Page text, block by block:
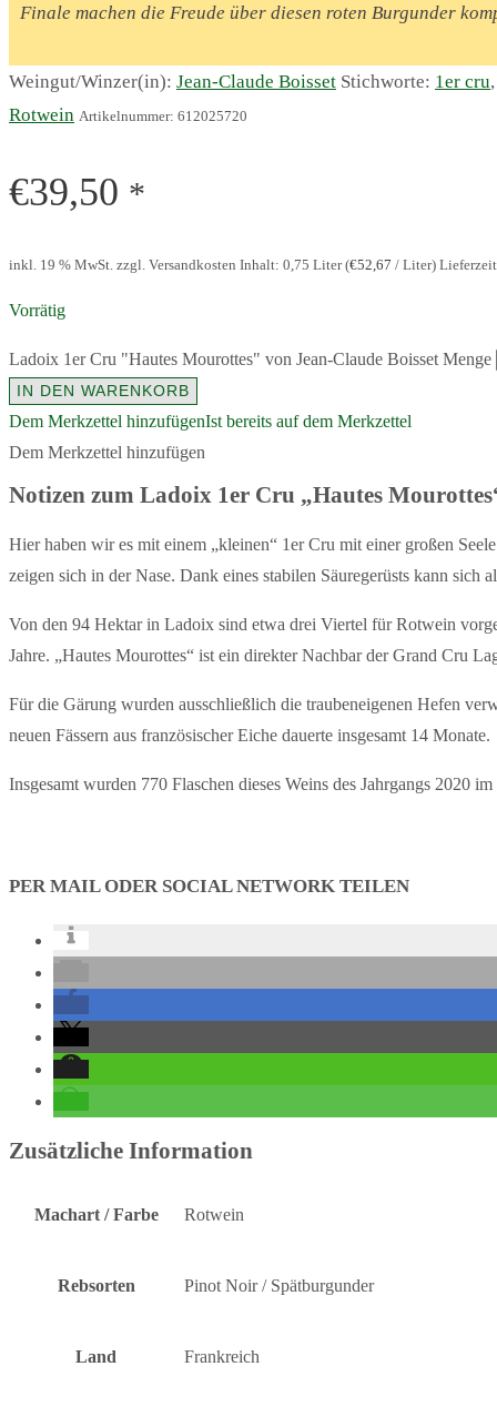
Finale machen die Freude über diesen roten Burgunder
Weingut/Winzer(in): Jean-Claude Boisset Stichworte: 1er cru
Rotwein Artikelnummer: 612025720
€39,50 *
inkl. 19 % MwSt. zzgl. Versandkosten Inhalt: 0,75 Liter(€52,67 / Liter)
Vorrätig
Ladoix 1er Cru "Hautes Mourottes" von Jean-Claude Boisset Menge
IN DEN WARENKORB
Dem Merkzettel hinzufügenIst bereits auf dem Merkzettel
Dem Merkzettel hinzufügen
Notizen zum Ladoix 1er Cru „Hautes
Hier haben wir es mit einem „kleinen“ 1er Cru mit einer großen
zeigen sich in der Nase. Dank eines stabilen Säuregerüsts kann
Von den 94 Hektar in Ladoix sind etwa drei Viertel für Rotwein
Jahre. „Hautes Mourottes“ ist ein direkter Nachbar der Grand Cru
Für die Gärung wurden ausschließlich die traubeneigenen Hefen
neuen Fässern aus französischer Eiche dauerte insgesamt 14 Monate.
Insgesamt wurden 770 Flaschen dieses Weins des Jahrgangs 2020
PER MAIL ODER SOCIAL NETWORK TEILEN
Zusätzliche Information
Machart / Farbe Rotwein
Rebsorten Pinot Noir / Spätburgunder
Land Frankreich